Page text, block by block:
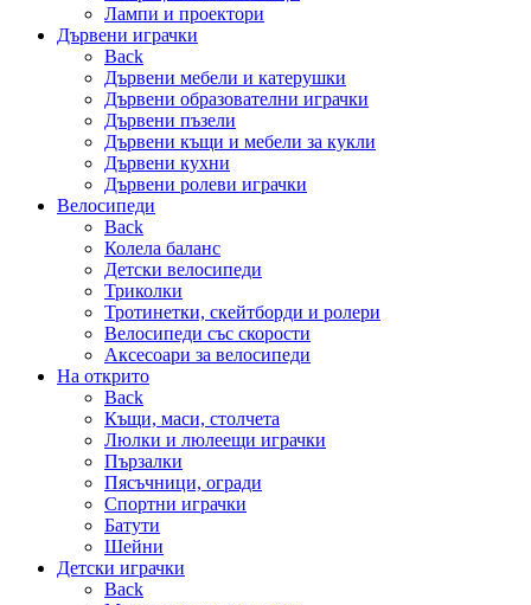
Лампи и проектори
Дървени играчки
Back
Дървени мебели и катерушки
Дървени образователни играчки
Дървени пъзели
Дървени къщи и мебели за кукли
Дървени кухни
Дървени ролеви играчки
Велосипеди
Back
Колела баланс
Детски велосипеди
Триколки
Тротинетки, скейтборди и ролери
Велосипеди със скорости
Аксесоари за велосипеди
На открито
Back
Къщи, маси, столчета
Люлки и люлеещи играчки
Пързалки
Пясъчници, огради
Спортни играчки
Батути
Шейни
Детски играчки
Back